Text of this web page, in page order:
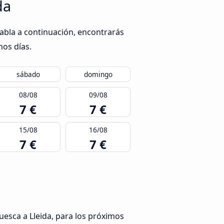
a continuación, encontrarás
días.
sábado domingo
08/08
7 €
09/08
7 €
15/08
7 €
16/08
7 €
a Lleida, para los próximos